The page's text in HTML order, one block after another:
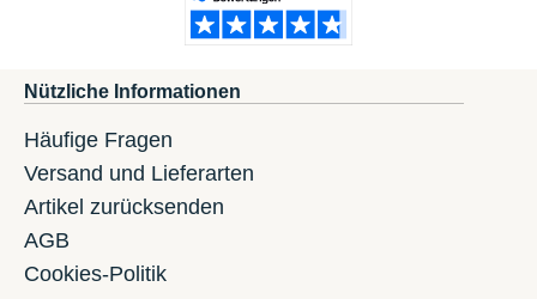
Nützliche Informationen
Häufige Fragen
Versand und Lieferarten
Artikel zurücksenden
AGB
Cookies-Politik